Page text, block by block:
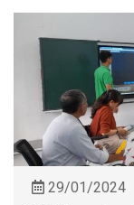
29/01/2024